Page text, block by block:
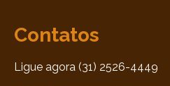
Contatos
Ligue agora (31) 2526-4449